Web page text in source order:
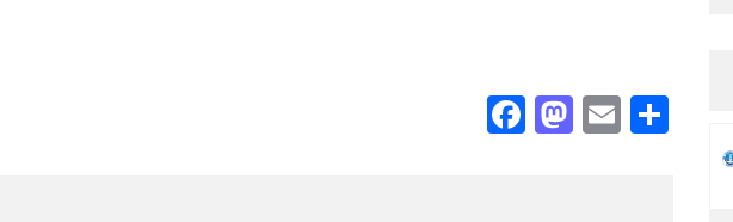
Facebook
Mastodon
Email